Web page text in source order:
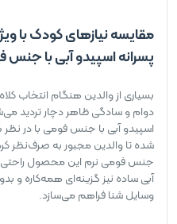
مقایسه نیازهای کودک با
پسرانه اسپیدو آبی با جنس
بسیاری از والدین هنگام انتخاب
دوام و سادگی ظاهر دچار تردید
اسپیدو آبی با جنس فومی با در
شده تا والدین مجبور به صرف‌نظر
جنس فومی نرم این محصول راحتی
آبی ساده نیز گزینه‌ای همه‌کاره و
وسایل شنا فراهم می‌سازد.